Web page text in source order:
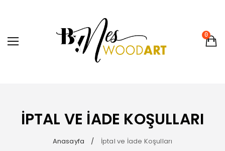
0
İPTAL VE İADE KOŞULLARI
Anasayfa İptal ve İade Koşulları